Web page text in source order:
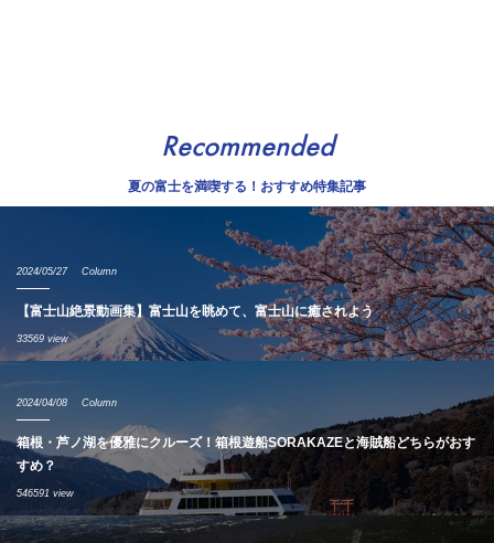
Recommended
夏の富士を満喫する！おすすめ特集記事
2024/05/27 Column
【富士山絶景動画集】富士山を眺めて、富士山に癒されよう
33569 view
2024/04/08 Column
箱根・芦ノ湖を優雅にクルーズ！箱根遊船SORAKAZEと海賊船どちらがおす
すめ？
546591 view